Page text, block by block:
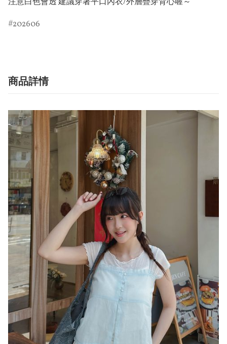
202606
商品詳情